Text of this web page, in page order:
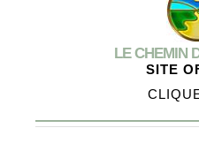
LE CHEMIN
SITE